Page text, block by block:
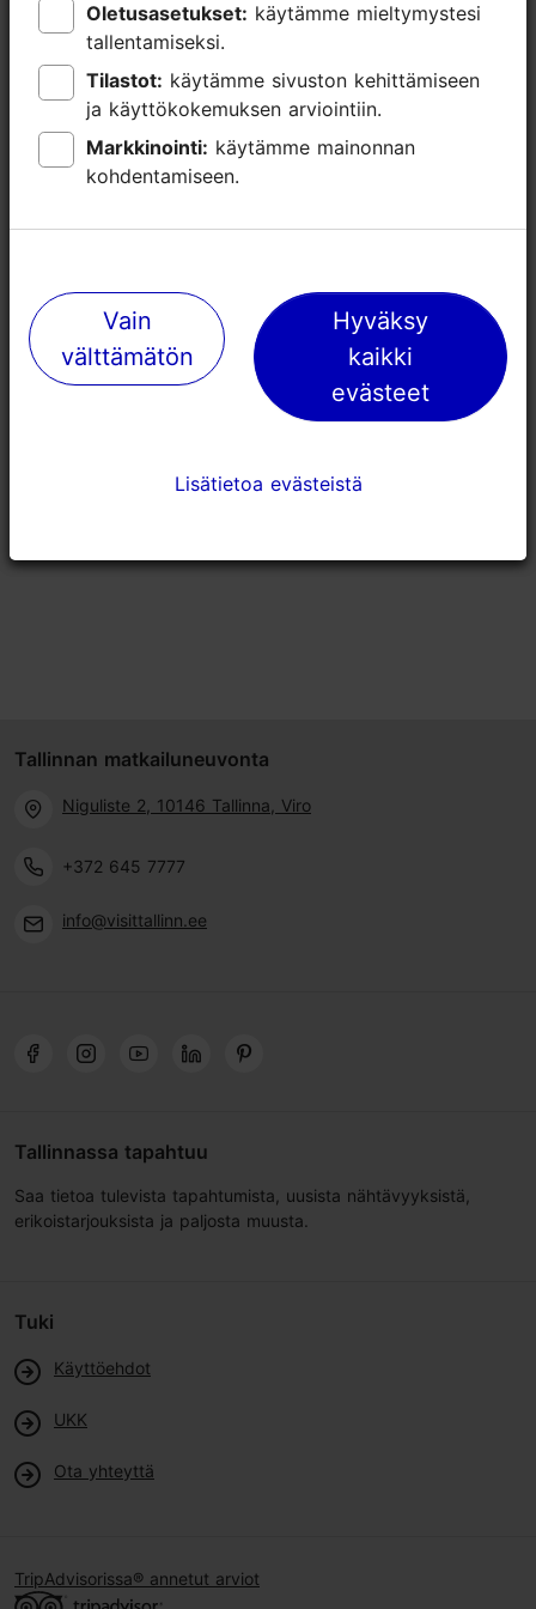
Kielet: englanti
Liikkuminen: Kävellen
Ryhmän enimmäiskoko: 30
Lue lisää
Tallinnan matkailuneuvonta
Niguliste 2, 10146 Tallinna, Viro
+372 645 7777
info@visittallinn.ee
Tallinnassa tapahtuu
Saa tietoa tulevista tapahtumista, uusista nähtävyyksistä,
erikoistarjouksista ja paljosta muusta.
Tuki
Käyttöehdot
UKK
Ota yhteyttä
TripAdvisorissa® annetut arviot
Oletusasetukset:
tallentamiseksi.
Tilastot:
ja käyttökokemuksen arviointiin.
Markkinointi:
kohdentamiseen.
Vain
välttämätön
Hyväksy
kaikki
evästeet
Lisätietoa evästeistä
Oletusasetukset:
tallentamiseksi.
Tilastot:
ja käyttökokemuksen arviointiin.
Markkinointi:
kohdentamiseen.
Vain
välttämätön
Hyväksy
kaikki
evästeet
Lisätietoa evästeistä